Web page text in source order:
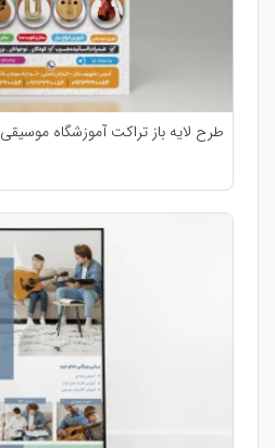
طرح لایه باز تراکت آموزشگاه موسیقی